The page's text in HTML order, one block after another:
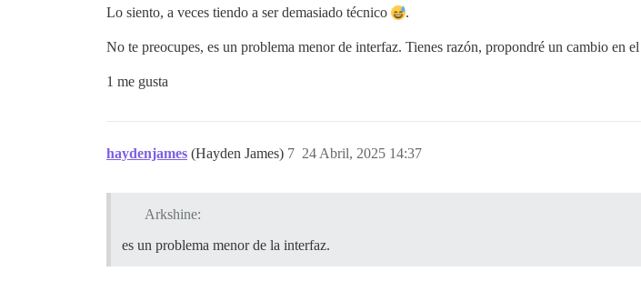
Lo siento, a veces tiendo a ser demasiado técnico .
No te preocupes, es un problema menor de interfaz. Tienes razón, propondré un cambio en
1 me gusta
haydenjames (Hayden James) 24 Abril, 2025 14:37
7
Arkshine:
es un problema menor de la interfaz.